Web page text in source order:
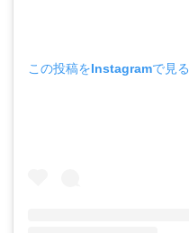
この投稿をInstagramで見る